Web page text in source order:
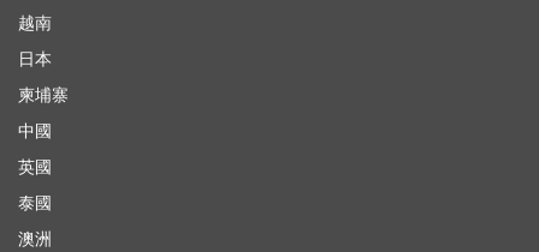
越南
日本
柬埔寨
中國
英國
泰國
澳洲